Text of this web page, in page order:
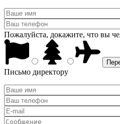
Пожалуйста, докажите, что вы
Письмо директору